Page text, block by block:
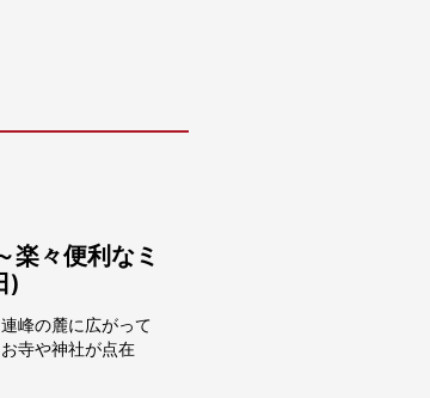
楽々便利なミ
)
峰の麓に広がって
寺や神社が点在